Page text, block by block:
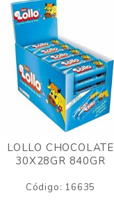
LOLLO CHOCOLATE
30X28GR 840GR
Código: 16635